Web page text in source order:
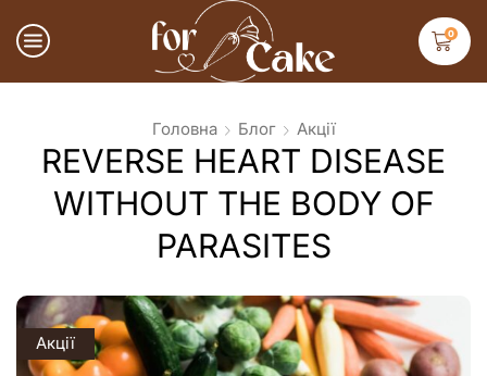
0
Головна Блог Акції
REVERSE HEART DISEASE
WITHOUT THE BODY OF
PARASITES
Акції